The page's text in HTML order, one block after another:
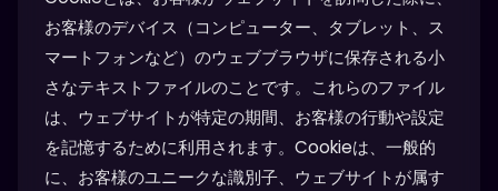
お客様のデバイス（コンピューター、タブレット、ス
マートフォンなど）のウェブブラウザに保存される小
さなテキストファイルのことです。これらのファイル
は、ウェブサイトが特定の期間、お客様の行動や設定
を記憶するために利用されます。Cookieは、一般的
に、お客様のユニークな識別子、ウェブサイトが属す